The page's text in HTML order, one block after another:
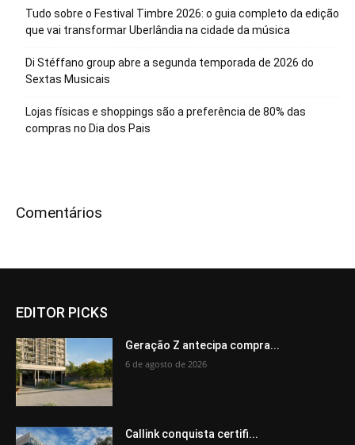
Tudo sobre o Festival Timbre 2026: o guia completo da edição
que vai transformar Uberlândia na cidade da música
Di Stéffano group abre a segunda temporada de 2026 do
Sextas Musicais
Lojas físicas e shoppings são a preferência de 80% das
compras no Dia dos Pais
Comentários
EDITOR PICKS
Geração Z antecipa compra...
6 de agosto de 2026
Callink conquista certifi...